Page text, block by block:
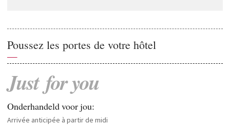
Poussez les portes de votre hôtel
—
Just foryou
Onderhandeld voor jou:
Arrivée anticipée à partir de midi